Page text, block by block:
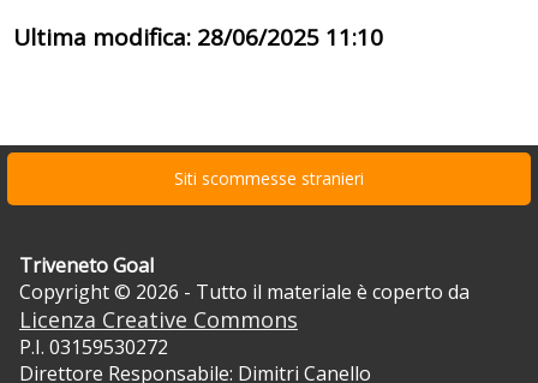
Ultima modifica: 28/06/2025 11:10
Siti scommesse stranieri
Triveneto Goal
Copyright © 2026 - Tutto il materiale è coperto da
Licenza Creative Commons
P.I. 03159530272
Direttore Responsabile: Dimitri Canello